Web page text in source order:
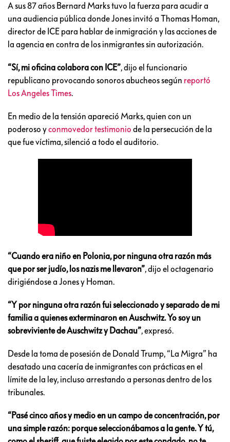
A sus 87 años Bernard Marks tuvo la fuerza para acudir a
una audiencia pública donde Jones invitó a Thomas Homan,
director de ICE para hablar de inmigración y las acciones de
la agencia en contra de los inmigrantes sin autorización.
“Sí, mi oficina colabora con ICE”, dijo el funcionario
republicano provocando sonoros abucheos según reportó
Los Angeles Times.
En medio de la tensión apareció Marks, quien con un
poderoso yconmovedor testimonio de la persecución de la
que fue víctima, silenció a todo el auditorio.
“Cuando era niño en Polonia, por ninguna otra razón más
que por ser judío, los nazis me llevaron”, dijo el octagenario
dirigiéndose a Jones y Homan.
“Y por ninguna otra razón fui seleccionado y separado de mi
familia a quienes exterminaron en Auschwitz. Yo soy un
sobreviviente de Auschwitz y Dachau”, expresó.
Desde la toma de posesión de Donald Trump, “La Migra” ha
desatado una cacería de inmigrantes con prácticas en el
límite de la ley, incluso arrestando a personas dentro de los
tribunales.
“Pasé cinco años y medio en un campo de concentración, por
una simple razón: porque seleccionábamos a la gente. Y tú,